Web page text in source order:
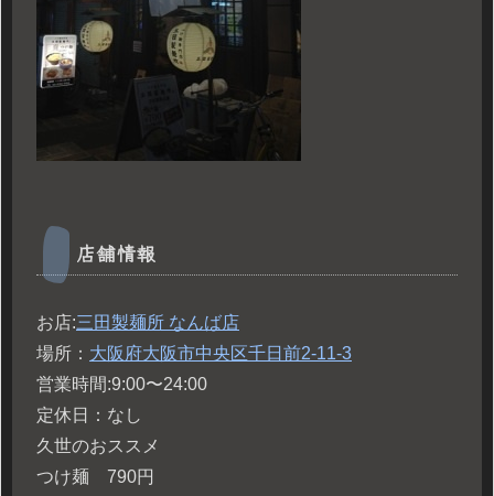
店舗情報
お店:三田製麺所 なんば店
場所： 大阪府大阪市中央区千日前2-11-3
営業時間:9:00〜24:00
定休日：なし
久世のおススメ
つけ麺 790円